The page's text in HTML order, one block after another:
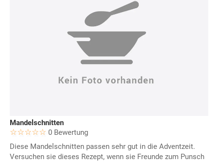
Mandelschnitten
0 Bewertung
Diese Mandelschnitten passen sehr gut in die Adventzeit.
Versuchen sie dieses Rezept, wenn sie Freunde zum Punsch